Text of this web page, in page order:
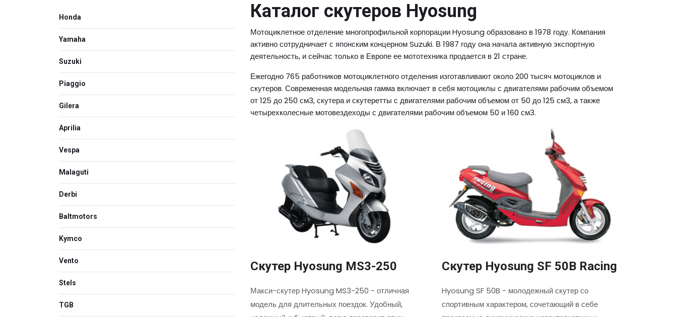
Каталог скутеров Hyosung
Мотоциклетное отделение многопрофильной корпорации Hyosung образовано в 1978 году. Компания
активно сотрудничает с японским концерном Suzuki. В 1987 году она начала активную экспортную
деятельность, и сейчас только в Европе ее мототехника продается в 21 стране.
Ежегодно 765 работников мотоциклетного отделения изготавливают около 200 тысяч мотоциклов и
скутеров. Современная модельная гамма включает в себя мотоциклы с двигателями рабочим объемом
от 125 до 250 см3, скутера и скутеретты с двигателями рабочим объемом от 50 до 125 см3, а также
четырехколесные мотовездеходы с двигателями рабочим объемом 50 и 160 см3.
Скутер Hyosung MS3-250
Макси-скутер Hyosung MS3-250 - отличная
модель для длительных поездок. Удобный,
Скутер Hyosung SF 50B Racing
Hyosung SF 50B - молодежный скутер со
спортивным характером, сочетающий в себе
Honda
Yamaha
Suzuki
Piaggio
Gilera
Aprilia
Vespa
Malaguti
Derbi
Bаltmotors
Kymco
Vento
Stels
TGB